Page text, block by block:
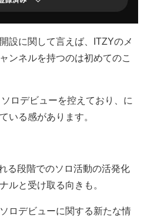
設に関して言えば、ITZYのメ
ンネルを持つのは初めてのこ
ロデビューを控えており、に
いる感があります。
る段階でのソロ活動の活発化
ルと受け取る向きも。
ロデビューに関する新たな情